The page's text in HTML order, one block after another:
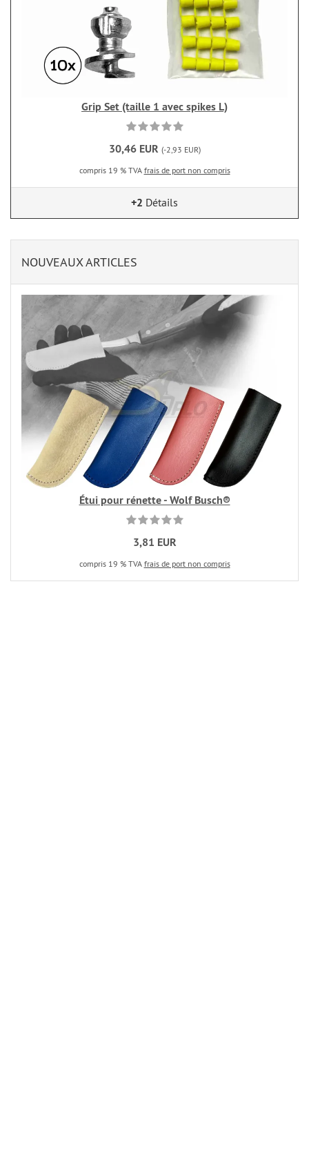
Grip Set (taille 1 avec spikes L)
30,46 EUR (-2,93 EUR)
compris 19 % TVA frais de port non compris
+2 Détails
NOUVEAUX ARTICLES
Étui pour rénette - Wolf Busch®
3,81 EUR
compris 19 % TVA frais de port non compris